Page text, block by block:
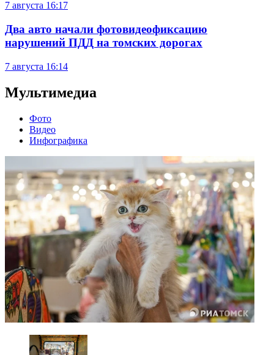
7 августа 16:17
Два авто начали фотовидеофиксацию
нарушений ПДД на томских дорогах
7 августа 16:14
Мультимедиа
Фото
Видео
Инфографика